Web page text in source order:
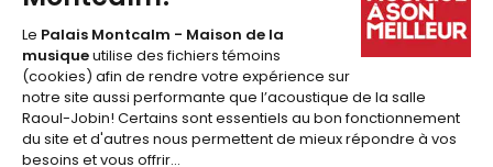
Abonnez-vous à l'INFOLETTREdu Palais Montcalm!
JE M'ABONNE
billetterie@palaismontcalm.ca